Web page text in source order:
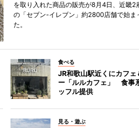
を取り入れた商品の販売が8月4日、近畿2
の「セブン-イレブン」約2800店舗で始ま
た。
食べる
JR和歌山駅近くにカフェ
ー「ルルカフェ」 食事
ッフル提供
見る・遊ぶ